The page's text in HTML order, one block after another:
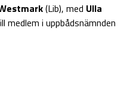
(Lib), med Ulla
medlem i uppbådsnämnden